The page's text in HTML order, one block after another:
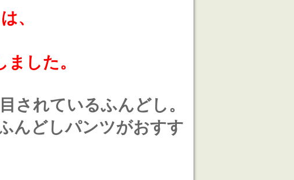
、
した。
されているふんどし。
んどしパンツがおすす